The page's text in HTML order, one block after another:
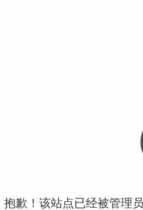
抱歉！该站点已经被管理